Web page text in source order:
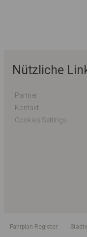
Nützliche
Partner
Kontakt
Cookies Settings
Fahrplan-Register